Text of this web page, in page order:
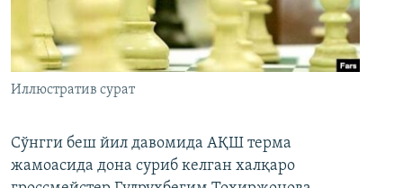
Иллюстратив сурат
Сўнгги беш йил давомида АҚШ терма
жамоасида дона суриб келган халқаро